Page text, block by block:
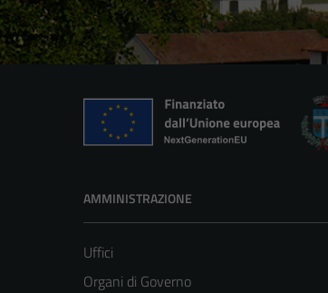
AMMINISTRAZIONE
Uffici
Organi di Governo